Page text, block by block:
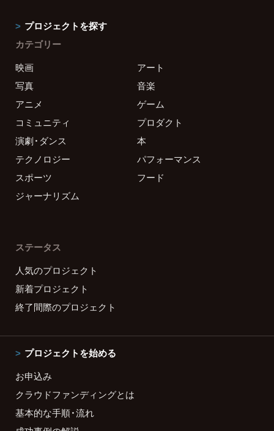
プロジェクトを探す
カテゴリー
映画
アート
写真
音楽
アニメ
ゲーム
コミュニティ
プロダクト
演劇・ダンス
本
テクノロジー
パフォーマンス
スポーツ
フード
ジャーナリズム
ステータス
人気のプロジェクト
新着プロジェクト
終了間際のプロジェクト
プロジェクトを始める
お申込み
クラウドファンディングとは
基本的な手順・流れ